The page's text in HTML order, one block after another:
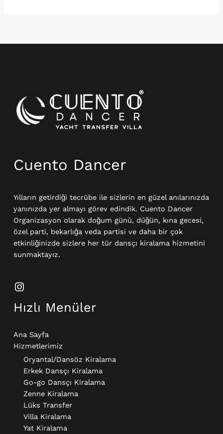
Cuento Dancer
Yılların getirdiği tecrübe ile sizlerin en güzel anılarınızda
yanınızda yer almayı görev edindik. Cuento Dancer
Organizasyon olarak doğum günü, düğün, kına gecesi,
özel parti, bekarlığa veda partisi ve daha bir çok
etkinliğinizde sizlere her tür dansçı kiralama hizmetini
sunmaktayız.
Hızlı Menüler
Ana Sayfa
Hizmetlerimiz
Oryantal/Dansöz Kiralama
Erkek Dansçı Kiralama​
Go-go Dansçı Kiralama​
Zenne Kiralama
Lüks Transfer
Villa Kiralama
Yat Kiralama